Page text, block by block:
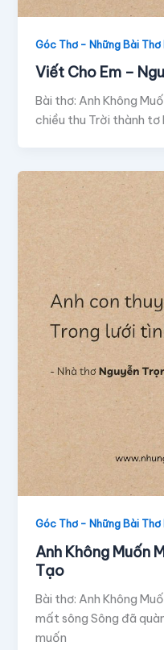
Góc Thơ - Những Bài Thơ
Viết Cho Em –
Bài thơ: Anh Không
chiều thu Trời thành tơ
Góc Thơ - Những Bài Thơ
Anh Không Muốn
Tạo
Bài thơ: Anh Không
mất sông Sông đã
muốn